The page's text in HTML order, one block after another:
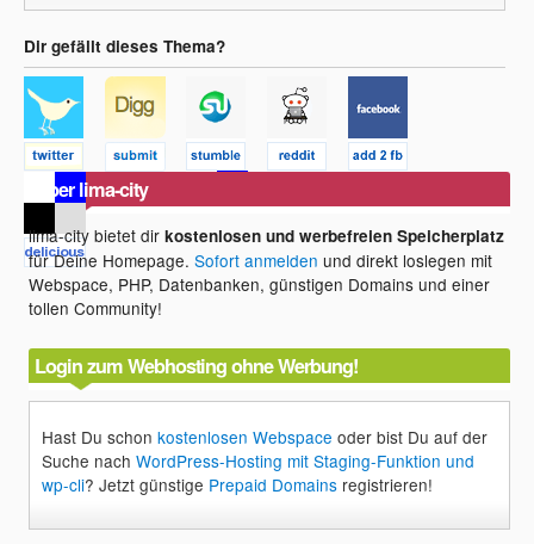
Dir gefällt dieses Thema?
Über lima-city
lima-city bietet dirkostenlosen und werbefreien Speicherplatz
für Deine Homepage.Sofort anmelden und direkt loslegen mit
Webspace, PHP, Datenbanken, günstigen Domains und einer
tollen Community!
Login zum Webhosting ohne Werbung!
Hast Du schonkostenlosen Webspace oder bist Du auf der
Suche nachWordPress-Hosting mit Staging-Funktion und
wp-cli? Jetzt günstige Prepaid Domains registrieren!